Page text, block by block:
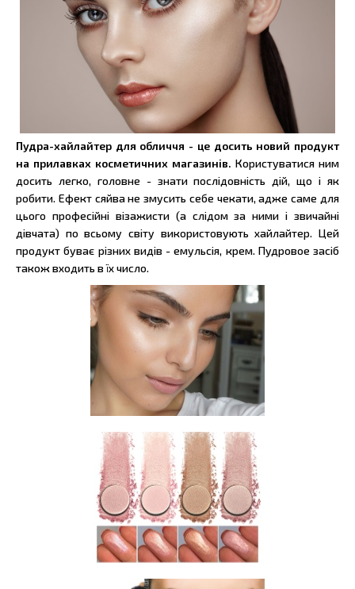
Пудра-хайлайтер для обличчя - це досить новий продукт
на прилавках косметичних магазинів. Користуватися ним
досить легко, головне - знати послідовність дій, що і як
робити. Ефект сяйва не змусить себе чекати, адже саме для
цього професійні візажисти (а слідом за ними і звичайні
дівчата) по всьому світу використовують хайлайтер. Цей
продукт буває різних видів - емульсія, крем. Пудровое засіб
також входить в їх число.